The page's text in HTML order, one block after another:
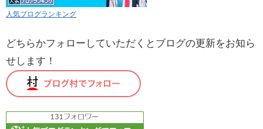
人気ブログランキング
どちらかフォローしていただくとブログの更新をお知ら
せします！